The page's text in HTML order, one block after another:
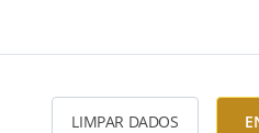
LIMPAR DADOS